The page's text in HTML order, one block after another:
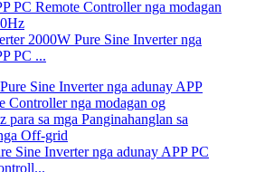
2000W Pure Sine Inverter nga
PC ...
Sine Inverter nga adunay APP PC